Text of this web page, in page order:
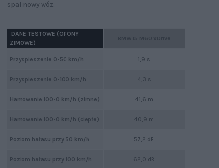
spalinowy wóz.
1,9 s
4,3 s
41,6 m
40,9 m
57,2 dB
62,0 dB
DANE TESTOWE (OPONY
ZIMOWE)
Przyspieszenie 0-50 km/h
Przyspieszenie 0-100 km/h
Hamowanie 100-0 km/h (zimne)
Hamowanie 100-0 km/h (ciepłe)
Poziom hałasu przy 50 km/h
Poziom hałasu przy 100 km/h